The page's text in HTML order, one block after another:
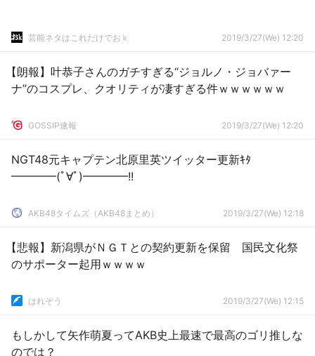
芸能ネタはこれだけでおｋ 2019/3/27(We) 12:20
【朗報】叶恭子さんのガチすぎる“ジョルノ・ジョバァー
ナ”のコスプレ、クオリティが凄すぎる件ｗｗｗｗｗｗ
GOSSIP速報 2019/3/27(We) 12:20
NGT48元キャプテン北原里英ツイッター更新ｷﾀ
━━━━(ﾟ∀ﾟ)━━━━!!
AKB48タイムズ（AKB48まとめ） 2019/3/27(We) 12:18
【悲報】新潟県がＮＧＴとの契約更新を保留 国民文化祭
のサポーター起用ｗｗｗｗ
はれぞう 2019/3/27(We) 12:15
もしかして矢作萌夏ってAKB史上最速で最高のゴリ推しな
のでは？